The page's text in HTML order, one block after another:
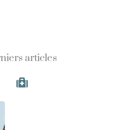
articles